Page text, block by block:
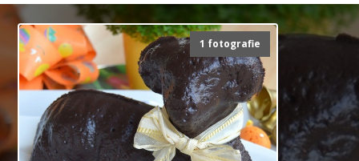
1 fotografie